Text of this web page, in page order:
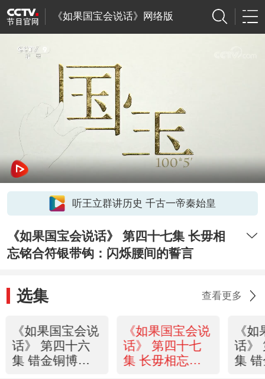
《如果国宝会说话》网络版
听王立群讲历史 千古一帝秦始皇
《如果国宝会说话》 第四十七集 长毋相
忘铭合符银带钩：闪烁腰间的誓言
选集 查看更多
《如果国宝会说
话》 第四十六
集 错金铜博山
《如果国宝会说
话》 第四十七
集 长毋相忘铭
《
话》
集